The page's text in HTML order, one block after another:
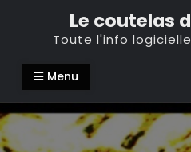
Le coutelas
Toute l'info
Menu